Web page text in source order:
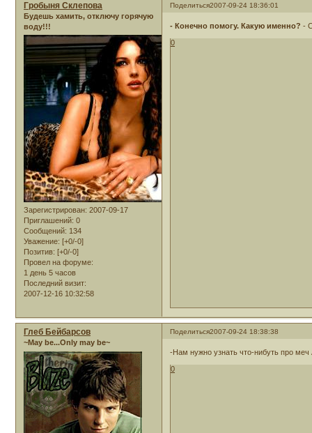
Поделиться2007-09-24 18:36:01
Гробыня Склепова
Будешь хамить, отключу горячую
воду!!!
Зарегистрирован: 2007-09-17
Приглашений: 0
Сообщений: 134
Уважение: [+0/-0]
Позитив: [+0/-0]
Провел на форуме:
1 день 5 часов
Последний визит:
2007-12-16 10:32:58
- Конечно помогу. Какую именно? -
0
Поделиться2007-09-24 18:38:38
Глеб Бейбарсов
~May be...Only may be~
-Нам нужно узнать что-нибуть про меч
0